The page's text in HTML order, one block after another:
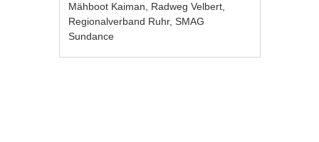
Mähboot Kaiman, Radweg Velbert,
Regionalverband Ruhr,SMAG
Sundance